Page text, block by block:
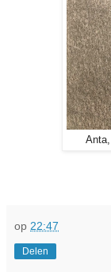
op 22:47
Delen